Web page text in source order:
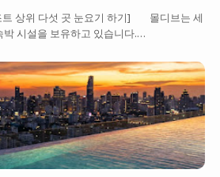
트 상위 다섯 곳 눈요기 하기] 몰디브는 세
시설을 보유하고 있습니다.…